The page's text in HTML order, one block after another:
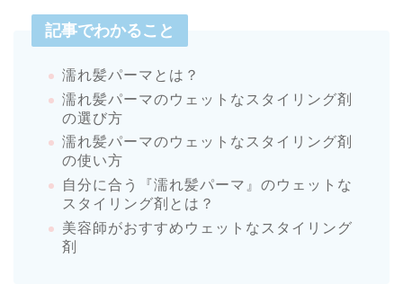
記事でわかること
濡れ髪パーマとは？
濡れ髪パーマのウェットなスタイリング剤
の選び方
濡れ髪パーマのウェットなスタイリング剤
の使い方
自分に合う『濡れ髪パーマ』のウェットな
スタイリング剤とは？
美容師がおすすめウェットなスタイリング
剤